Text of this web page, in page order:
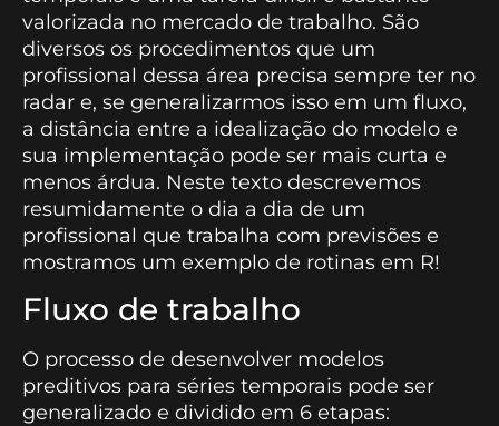
valorizada no mercado de trabalho. São
diversos os procedimentos que um
profissional dessa área precisa sempre ter no
radar e, se generalizarmos isso em um fluxo,
a distância entre a idealização do modelo e
sua implementação pode ser mais curta e
menos árdua. Neste texto descrevemos
resumidamente o dia a dia de um
profissional que trabalha com previsões e
mostramos um exemplo de rotinas em R!
Fluxo de trabalho
O processo de desenvolver modelos
preditivos para séries temporais pode ser
generalizado e dividido em 6 etapas: